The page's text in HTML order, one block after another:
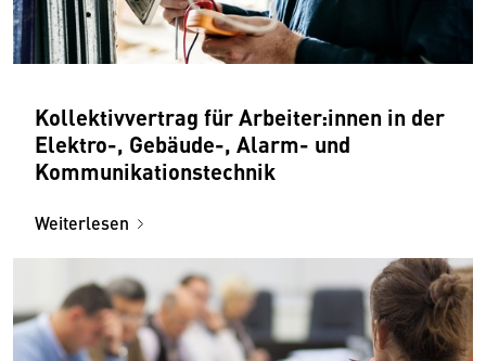
Kollektivvertrag für Arbeiter:innen in der
Elektro-, Gebäude-, Alarm- und
Kommunikationstechnik
Weiterlesen